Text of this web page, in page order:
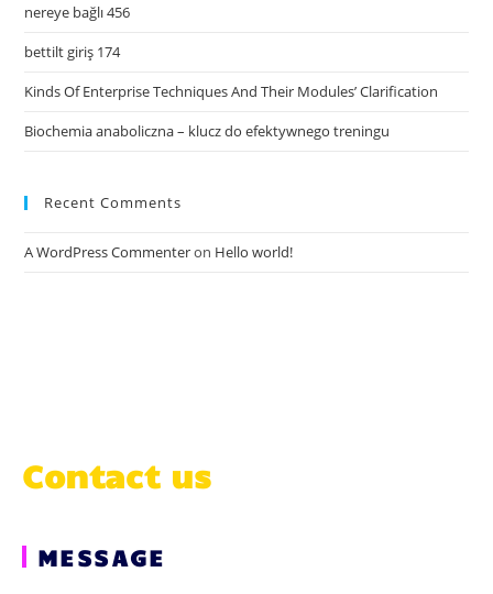
nereye bağlı 456
bettilt giriş 174
Kinds Of Enterprise Techniques And Their Modules’ Clarification
Biochemia anaboliczna – klucz do efektywnego treningu
Recent Comments
A WordPress Commenteron Hello world!
Contact us
MESSAGE